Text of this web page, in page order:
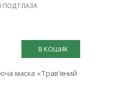
ПОД ГЛАЗА
В КОШИК